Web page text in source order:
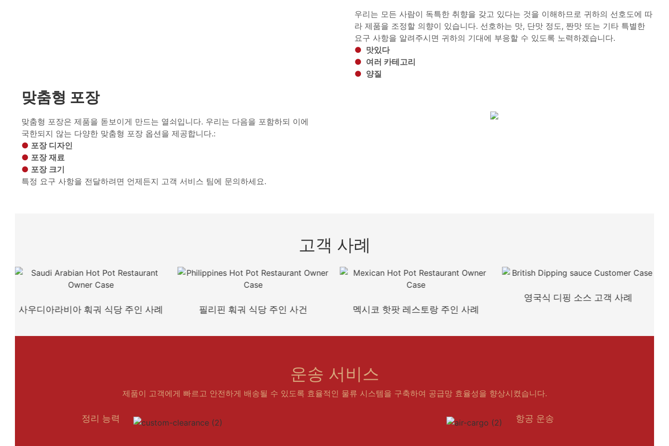
우리는 모든 사람이 독특한 취향을 갖고 있다는 것을 이해하므로 귀하의 선호도에 따
라 제품을 조정할 의향이 있습니다. 선호하는 맛, 단맛 정도, 짠맛 또는 기타 특별한
요구 사항을 알려주시면 귀하의 기대에 부응할 수 있도록 노력하겠습니다.
● 맛있다
● 여러 카테고리
● 양질
맞춤형 포장
맞춤형 포장은 제품을 돋보이게 만드는 열쇠입니다. 우리는 다음을 포함하되 이에
국한되지 않는 다양한 맞춤형 포장 옵션을 제공합니다.:
● 포장 디자인
● 포장 재료
● 포장 크기
특정 요구 사항을 전달하려면 언제든지 고객 서비스 팀에 문의하세요.
고객 사례
사우디아라비아 훠궈 식당 주인 사례 필리핀 훠궈 식당 주인 사건 멕시코 핫팟 레스토랑 주인 사례
영국식 디핑 소스 고객 사례
운송 서비스
제품이 고객에게 빠르고 안전하게 배송될 수 있도록 효율적인 물류 시스템을 구축하여 공급망 효율성을 향상시켰습니다.
정리 능력 항공 운송